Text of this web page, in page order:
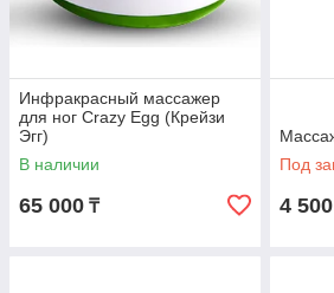
Инфракрасный массажер
для ног Crazy Egg (Крейзи
Эгг)
В наличии
65 000 ₸
Под
4 500